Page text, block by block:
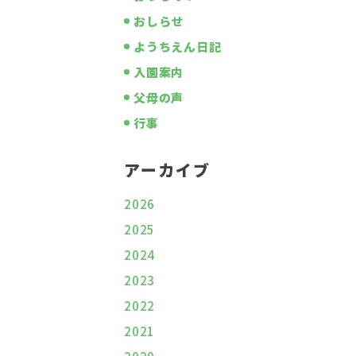
おしらせ
ようちえん日記
入園案内
父母の声
行事
アーカイブ
2026
2025
2024
2023
2022
2021